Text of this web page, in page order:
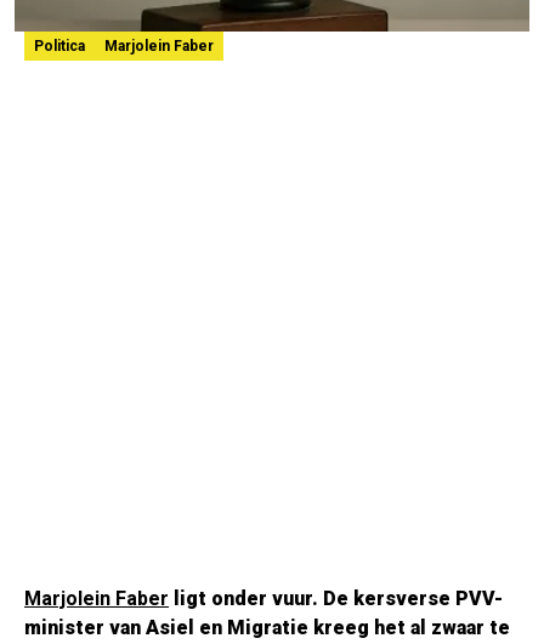
Politica Marjolein Faber
Marjolein Faber ligt onder vuur. De kersverse PVV-
minister van Asiel en Migratie kreeg het al zwaar te